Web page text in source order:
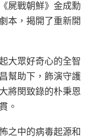
屍戰朝鮮》金成勳
本，揭開了重新開
大眾好奇心的全智
幫助下，飾演守護
將閔致錄的朴秉恩
。
之中的病毒起源和